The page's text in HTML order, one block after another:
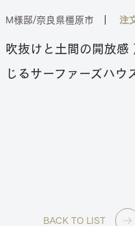
M様邸/奈良県橿原市 注
吹抜けと土間の開放感
じるサーファーズハウ
BACK TO LIST